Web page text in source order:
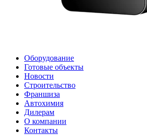
Оборудование
Готовые объекты
Новости
Строительство
Франшиза
Автохимия
Дилерам
О компании
Контакты